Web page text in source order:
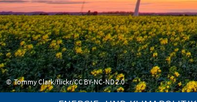
Tommy Clark/flickr/CC BY-NC-ND 2.0